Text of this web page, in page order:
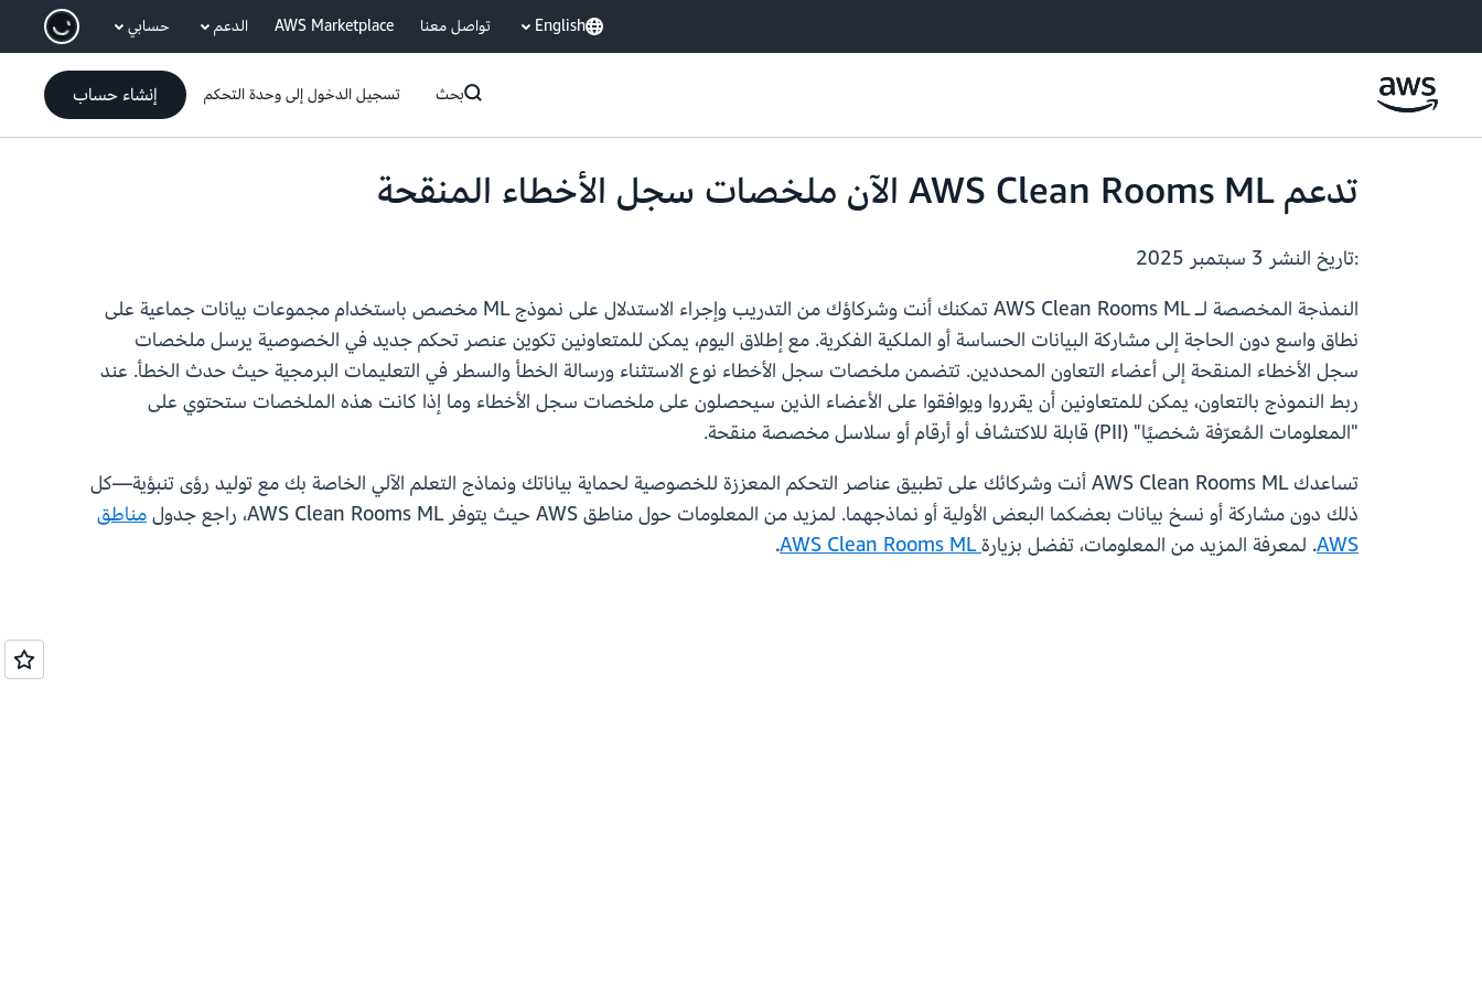
انتقل إلى المحتوى الرئيسي English تواصل معنا AWS Marketplace الدعم حسابي
بحث تسجيل الدخول إلى وحدة التحكم إنشاء حساب
تدعم AWS Clean Rooms ML الآن ملخصات سجل الأخطاء المنقحة
:تاريخ النشر
النمذجة المخصصة لـ AWS Clean Rooms ML تمكنك أنت وشركاؤك من التدريب وإجراء الاستدلال على نموذج ML مخصص باستخدام مجموعات بيانات جماعية على
نطاق واسع دون الحاجة إلى مشاركة البيانات الحساسة أو الملكية الفكرية. مع إطلاق اليوم، يمكن للمتعاونين تكوين عنصر تحكم جديد في الخصوصية يرسل ملخصات
سجل الأخطاء المنقحة إلى أعضاء التعاون المحددين. تتضمن ملخصات سجل الأخطاء نوع الاستثناء ورسالة الخطأ والسطر في التعليمات البرمجية حيث حدث الخطأ. عند
ربط النموذج بالتعاون، يمكن للمتعاونين أن يقرروا ويوافقوا على الأعضاء الذين سيحصلون على ملخصات سجل الأخطاء وما إذا كانت هذه الملخصات ستحتوي على
"المعلومات المُعرّفة شخصيًا" (PII) قابلة للاكتشاف أو أرقام أو سلاسل مخصصة منقحة.
تساعدك AWS Clean Rooms ML أنت وشركائك على تطبيق عناصر التحكم المعززة للخصوصية لحماية بياناتك ونماذج التعلم الآلي الخاصة بك مع توليد رؤى تنبؤية—كل
ذلك دون مشاركة أو نسخ بيانات بعضكما البعض الأولية أو نماذجهما. لمزيد من المعلومات حول مناطق AWS حيث يتوفر AWS Clean Rooms ML، راجع جدول
مناطق
AWS. لمعرفة المزيد من المعلومات، تفضل بزيارةAWS Clean Rooms ML
.